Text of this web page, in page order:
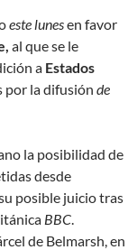
este lunesen favor
al que se le
a Estados
por la difusión de
la posibilidad de
desde
posible juicio tras
BBC
de Belmarsh, en